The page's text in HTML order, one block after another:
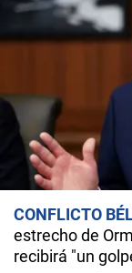
CONFLICTO
estrecho de
recibirá "un